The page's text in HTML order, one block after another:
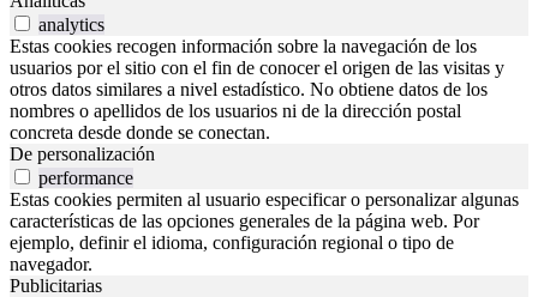
analytics
Estas cookies recogen información sobre la navegación de los
usuarios por el sitio con el fin de conocer el origen de las visitas y
otros datos similares a nivel estadístico. No obtiene datos de los
nombres o apellidos de los usuarios ni de la dirección postal
concreta desde donde se conectan.
De personalización
performance
Estas cookies permiten al usuario especificar o personalizar algunas
características de las opciones generales de la página web. Por
ejemplo, definir el idioma, configuración regional o tipo de
navegador.
Publicitarias